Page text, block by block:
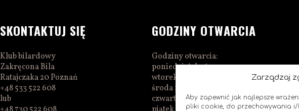
Zarządzaj
Aby zapewnić jak najlepsze
pliki cookie, do przechowywania
SKONTAKTUJ SIĘ
Klub bilardowy
Zakręcona Bila
Ratajczaka 20 Poznań
+48 533 522 608
lub
GODZINY OTWARCIA
Godziny otwarcia:
poniedziałek 16:00–01:00
wtorek 16:00–01:00
środa 16:00–01:00
czwartek 15:00–01:00